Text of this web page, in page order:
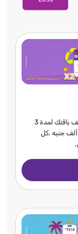
اشترى خط كيكس أو تظبيط جديد و ليك ضعف باقتك لمدة 3
شهور عند التجديد. وكمان فرصة تكسب 250 ألف جنيه .كل